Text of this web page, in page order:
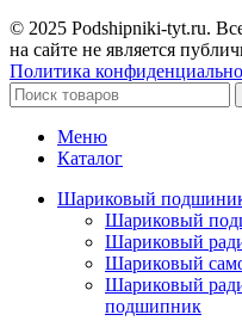
© 2025 Podshipniki-tyt.ru.
на сайте не является
Политика
Меню
Каталог
Шариковый
Шариковый
Шариковый
Шариковый
Шариковый
подшипник